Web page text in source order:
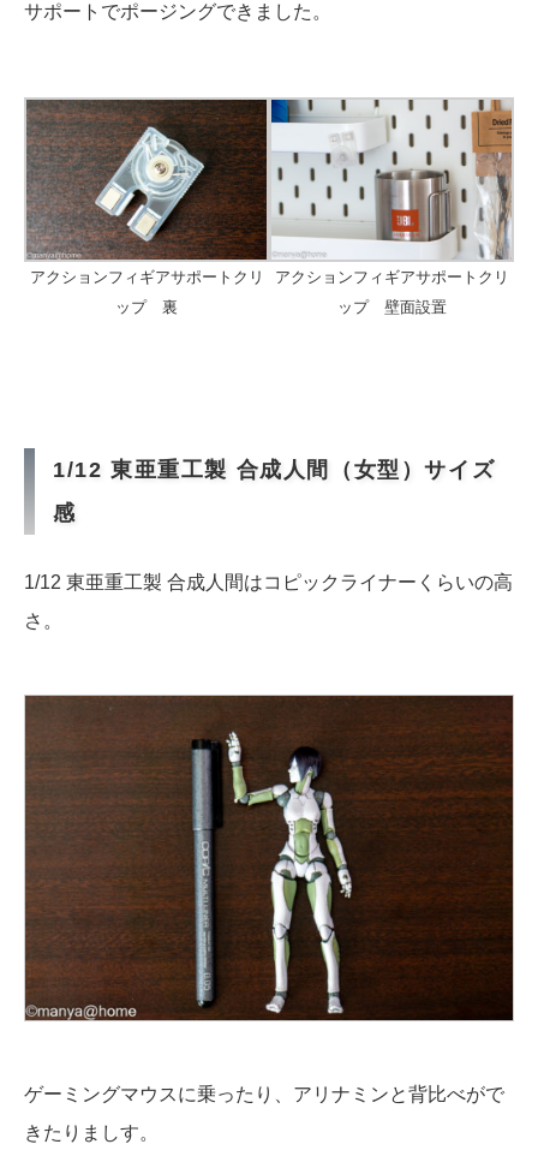
サポートでポージングできました。
アクションフィギアサポートクリ
ップ 裏
アクションフィギアサポートクリ
ップ 壁面設置
1/12 東亜重工製 合成人間（女型）サイズ
感
1/12 東亜重工製 合成人間はコピックライナーくらいの高
さ。
ゲーミングマウスに乗ったり、アリナミンと背比べがで
きたりましす。